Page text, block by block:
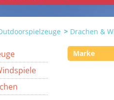
Drachen &
Marke